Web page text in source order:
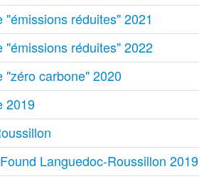
"émissions réduites" 2021
"émissions réduites" 2022
"zéro carbone" 2020
2019
Languedoc-Roussillon 2019